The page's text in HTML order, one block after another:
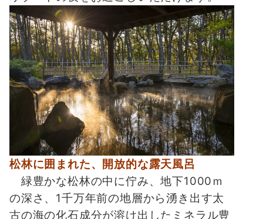
松林に囲まれた、開放的な露天風呂
緑豊かな松林の中に佇み、地下1000ｍ
の深さ、1千万年前の地層から湧き出す太
古の海の化石成分が溶け出したミネラル豊